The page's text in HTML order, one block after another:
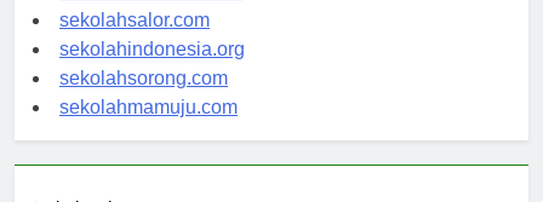
sekolahwamena.com
sekolahsalor.com
sekolahindonesia.org
sekolahsorong.com